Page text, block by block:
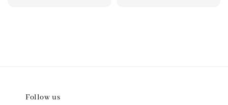
Follow us